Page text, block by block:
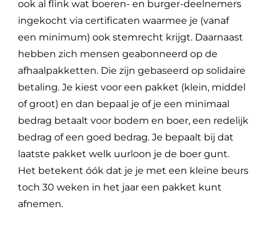
ook al flink wat boeren- en burger-deelnemers
ingekocht via certificaten waarmee je (vanaf
een minimum) ook stemrecht krijgt. Daarnaast
hebben zich mensen geabonneerd op de
afhaalpakketten. Die zijn gebaseerd op solidaire
betaling. Je kiest voor een pakket (klein, middel
of groot) en dan bepaal je of je een minimaal
bedrag betaalt voor bodem en boer, een redelijk
bedrag of een goed bedrag. Je bepaalt bij dat
laatste pakket welk uurloon je de boer gunt.
Het betekent óók dat je je met een kleine beurs
toch 30 weken in het jaar een pakket kunt
afnemen.